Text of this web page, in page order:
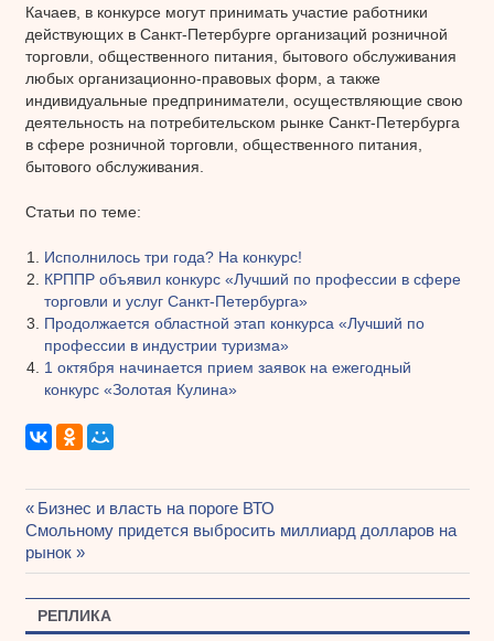
Качаев, в конкурсе могут принимать участие работники
действующих в Санкт-Петербурге организаций розничной
торговли, общественного питания, бытового обслуживания
любых организационно-правовых форм, а также
индивидуальные предприниматели, осуществляющие свою
деятельность на потребительском рынке Санкт-Петербурга
в сфере розничной торговли, общественного питания,
бытового обслуживания.
Статьи по теме:
Исполнилось три года? На конкурс!
КРППР объявил конкурс «Лучший по профессии в сфере
торговли и услуг Санкт-Петербурга»
Продолжается областной этап конкурса «Лучший по
профессии в индустрии туризма»
1 октября начинается прием заявок на ежегодный
конкурс «Золотая Кулина»
Навигация
по
записям
Предыдущая
запись:
Бизнес и власть на пороге ВТО
Следующая
запись:
Смольному придется выбросить миллиард долларов на
рынок
РЕПЛИКА